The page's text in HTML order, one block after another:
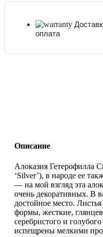
оплата
Описание
Алоказия Гетерофилла
‘Silver’), в народе ее
— на мой взгляд эта
очень декоративных. В
достойное место.
формы, жесткие,
серебристого и
испещрены мелкими